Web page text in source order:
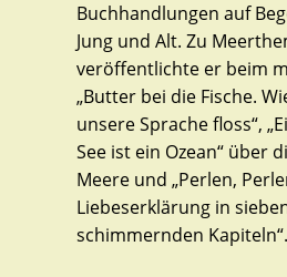
Buchhandlungen auf
Jung und Alt. Zu
veröffentlichte er beim
„Butter bei die Fische.
unsere Sprache floss“,
See ist ein Ozean“ über
Meere und „Perlen,
Liebeserklärung in
schimmernden Kapiteln“.